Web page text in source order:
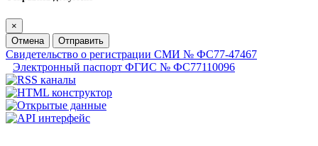
×
Отмена
Отправить
Свидетельство о регистрации СМИ № ФС77-47467
Электронный паспорт ФГИС № ФС77110096